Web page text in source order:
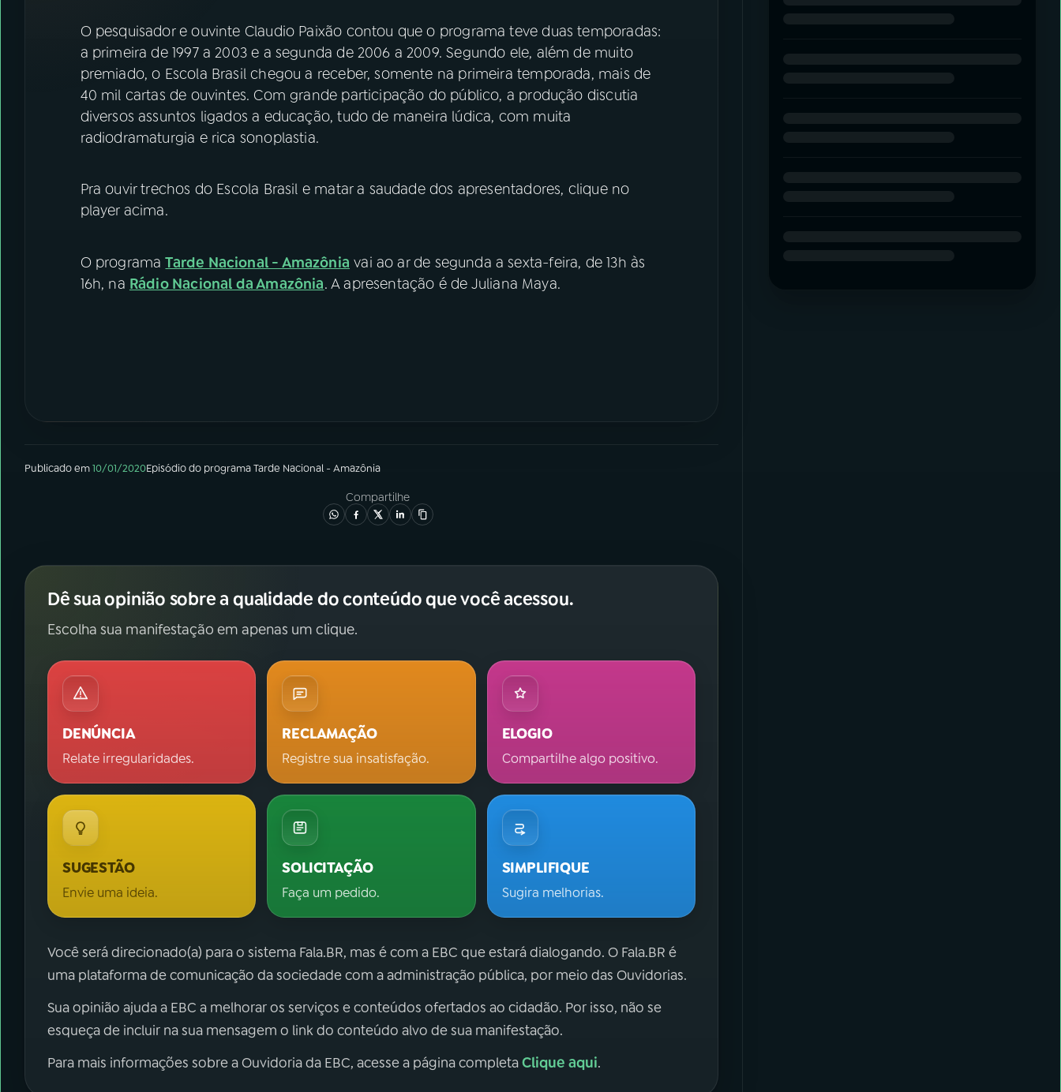
O pesquisador e ouvinte Claudio Paixão contou que o programa teve duas temporadas:
a primeira de 1997 a 2003 e a segunda de 2006 a 2009. Segundo ele, além de muito
premiado, o Escola Brasil chegou a receber, somente na primeira temporada, mais de
40 mil cartas de ouvintes. Com grande participação do público, a produção discutia
diversos assuntos ligados a educação, tudo de maneira lúdica, com muita
radiodramaturgia e rica sonoplastia.
Pra ouvir trechos do Escola Brasil e matar a saudade dos apresentadores, clique no
player acima.
O programaTarde Nacional - Amazônia vai ao ar de segunda a sexta-feira, de 13h às
16h, na Rádio Nacional da Amazônia. A apresentação é de Juliana Maya.
Publicado em10/01/2020Episódiodo programaTarde Nacional - Amazônia
Compartilhe
Dê sua opinião sobre a qualidade do conteúdo que você acessou.
Escolha sua manifestação em apenas um clique.
DENÚNCIA
Relate irregularidades.
RECLAMAÇÃO
Registre sua insatisfação.
ELOGIO
Compartilhe algo positivo.
SUGESTÃO
Envie uma ideia.
SOLICITAÇÃO
Faça um pedido.
SIMPLIFIQUE
Sugira melhorias.
Você será direcionado(a) para o sistema Fala.BR, mas é com a EBC que estará dialogando. O Fala.BR é
uma plataforma de comunicação da sociedade com a administração pública, por meio das Ouvidorias.
Sua opinião ajuda a EBC a melhorar os serviços e conteúdos ofertados ao cidadão. Por isso, não se
esqueça de incluir na sua mensagem o link do conteúdo alvo de sua manifestação.
Para mais informações sobre a Ouvidoria da EBC, acesse a página completaClique aqui.